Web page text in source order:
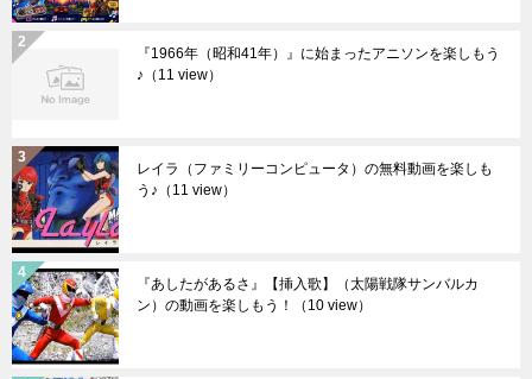
『1966年（昭和41年）』に始まったアニソンを楽しもう
♪ （11 view）
レイラ（ファミリーコンピュータ）の無料動画を楽しも
う♪ （11 view）
『あしたがあるさ』【挿入歌】（太陽戦隊サンバルカ
ン）の動画を楽しもう！
（10 view）